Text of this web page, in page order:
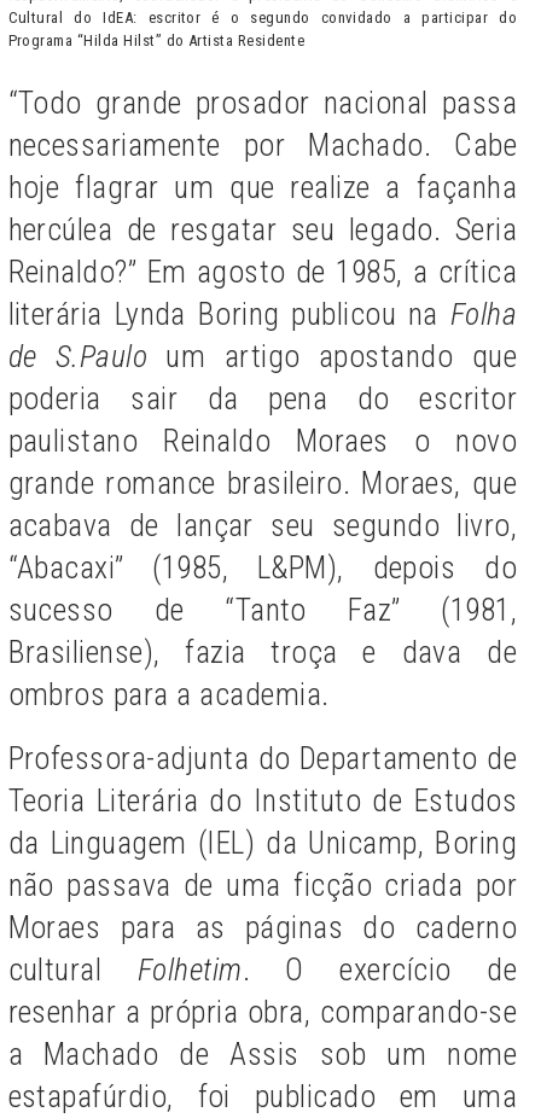
Cultural do IdEA: escritor é o segundo convidado a participar do
Programa “Hilda Hilst” do Artista Residente
“Todo grande prosador nacional passa
necessariamente por Machado. Cabe
hoje flagrar um que realize a façanha
hercúlea de resgatar seu legado. Seria
Reinaldo?” Em agosto de 1985, a crítica
literária Lynda Boring publicou na Folha
de S.Paulo um artigo apostando que
poderia sair da pena do escritor
paulistano Reinaldo Moraes o novo
grande romance brasileiro. Moraes, que
acabava de lançar seu segundo livro,
“Abacaxi” (1985, L&PM), depois do
sucesso de “Tanto Faz” (1981,
Brasiliense), fazia troça e dava de
ombros para a academia.
Professora-adjunta do Departamento de
Teoria Literária do Instituto de Estudos
da Linguagem (IEL) da Unicamp, Boring
não passava de uma ficção criada por
Moraes para as páginas do caderno
cultural Folhetim. O exercício de
resenhar a própria obra, comparando-se
a Machado de Assis sob um nome
estapafúrdio, foi publicado em uma